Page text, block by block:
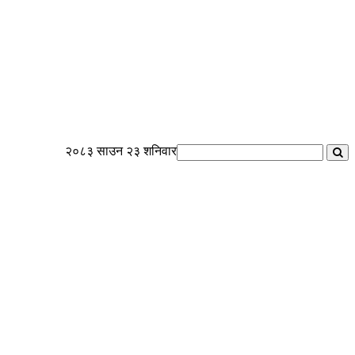
२०८३ साउन २३ शनिवार